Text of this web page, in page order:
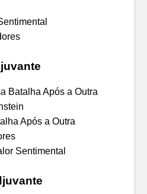
Batalha Após a Outra
Após a Outra
Sentimental